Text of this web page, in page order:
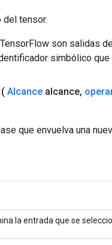
tensor.
son salidas
simbólico
( Alcance alcance,
que envuelva una
la entrada que se